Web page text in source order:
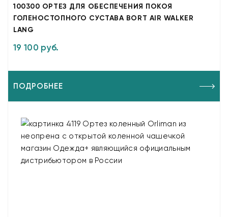
100300 ОРТЕЗ ДЛЯ ОБЕСПЕЧЕНИЯ ПОКОЯ
ГОЛЕНОСТОПНОГО СУСТАВА BORT AIR WALKER
LANG
19 100 руб.
ПОДРОБНЕЕ